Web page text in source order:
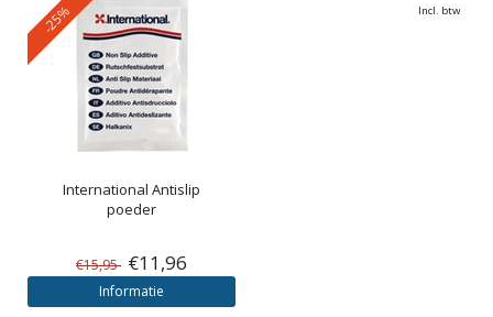
-25%
International Antislip
poeder
€15,95 €11,96
Informatie
Incl. btw